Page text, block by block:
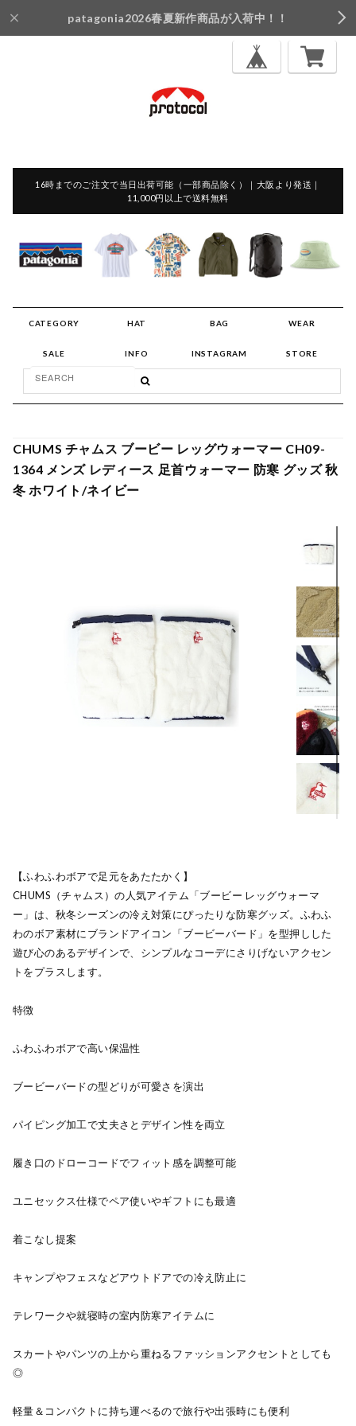
patagonia2026春夏新作商品が入荷中！！
16時までのご注文で当日出荷可能（一部商品除く）｜大阪より発送｜
11,000円以上で送料無料
CATEGORY HAT BAG WEAR
SALE INFO INSTAGRAM STORE
CHUMS チャムス ブービー レッグウォーマー CH09-
1364 メンズ レディース 足首ウォーマー 防寒 グッズ 秋
冬 ホワイト/ネイビー
【ふわふわボアで足元をあたたかく】
CHUMS（チャムス）の人気アイテム「ブービー レッグウォーマ
ー」は、秋冬シーズンの冷え対策にぴったりな防寒グッズ。ふわふ
わのボア素材にブランドアイコン「ブービーバード」を型押しした
遊び心のあるデザインで、シンプルなコーデにさりげないアクセン
トをプラスします。
特徴
ふわふわボアで高い保温性
ブービーバードの型どりが可愛さを演出
パイピング加工で丈夫さとデザイン性を両立
履き口のドローコードでフィット感を調整可能
ユニセックス仕様でペア使いやギフトにも最適
着こなし提案
キャンプやフェスなどアウトドアでの冷え防止に
テレワークや就寝時の室内防寒アイテムに
スカートやパンツの上から重ねるファッションアクセントとしても
◎
軽量＆コンパクトに持ち運べるので旅行や出張時にも便利